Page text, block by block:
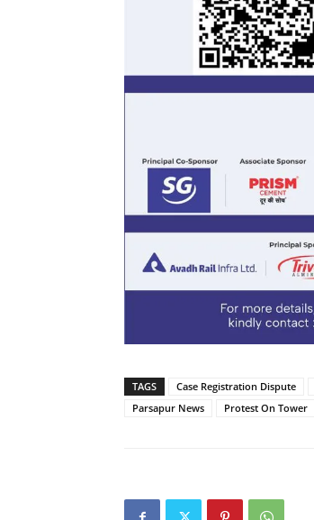
TAGS Case Registration Dispute
Parsapur News
Protest On Tower